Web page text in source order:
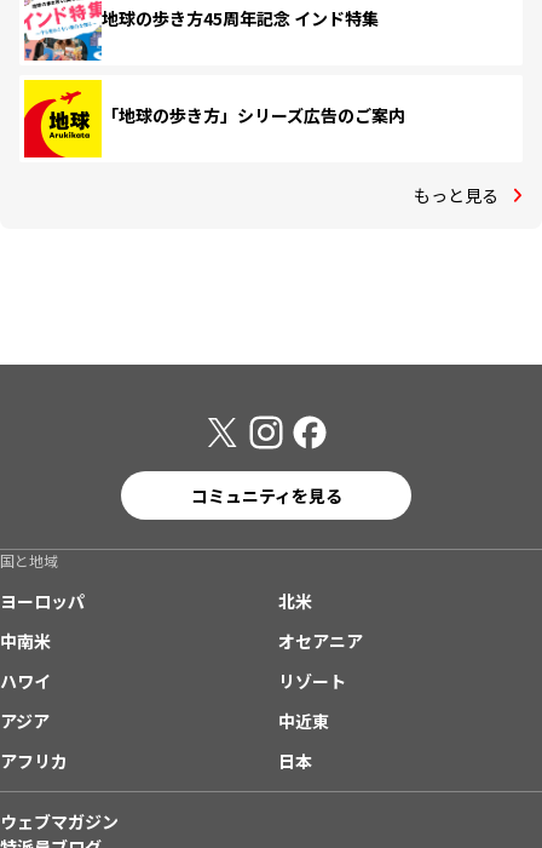
地球の歩き方45周年記念 インド特集
「地球の歩き方」シリーズ広告のご案内
もっと見る
コミュニティを見る
国と地域
ヨーロッパ
北米
中南米
オセアニア
ハワイ
リゾート
アジア
中近東
アフリカ
日本
ウェブマガジン